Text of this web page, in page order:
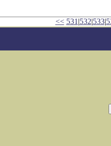
<< 531 |532|533|